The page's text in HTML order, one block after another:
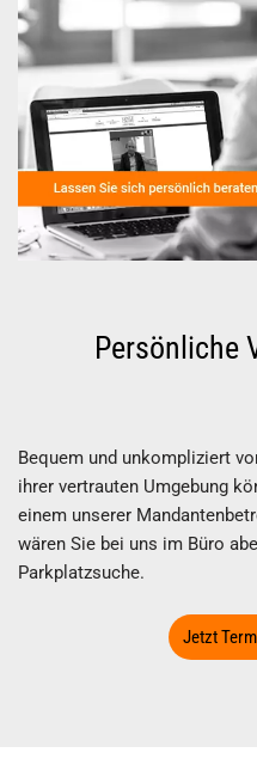
Persönliche
Bequem und unkompliziert
ihrer vertrauten Umgebung
einem unserer
wären Sie bei uns im Büro
Parkplatzsuche.
Jetzt